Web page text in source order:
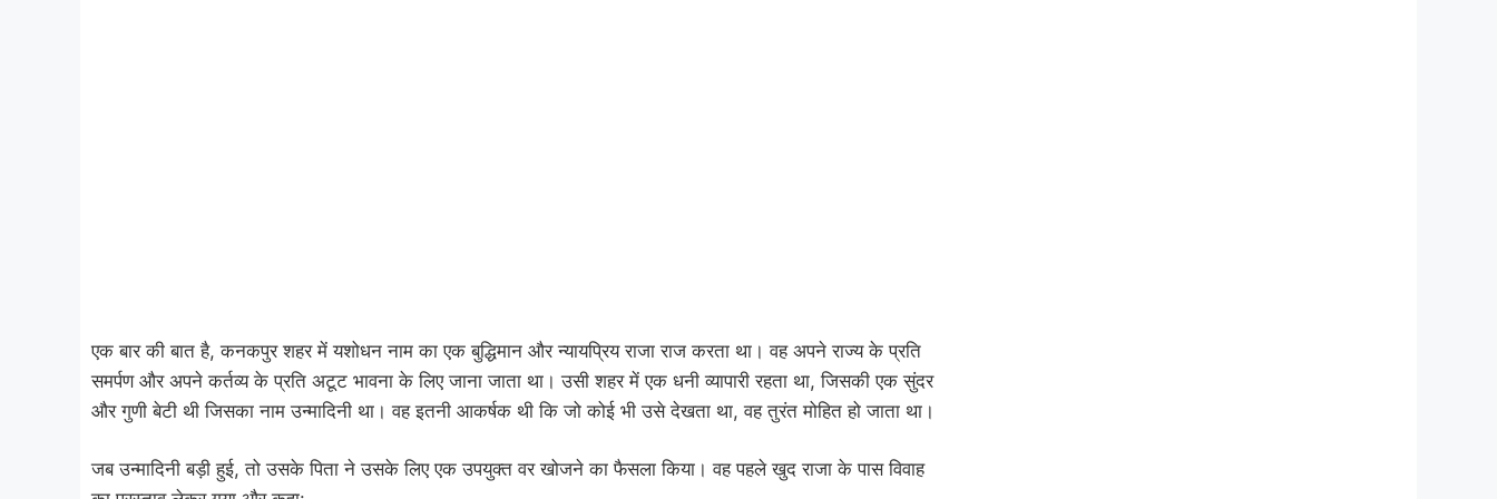
एक बार की बात है, कनकपुर शहर में यशोधन नाम का एक बुद्धिमान और न्यायप्रिय राजा राज करता था। वह अपने राज्य के प्रति
समर्पण और अपने कर्तव्य के प्रति अटूट भावना के लिए जाना जाता था। उसी शहर में एक धनी व्यापारी रहता था, जिसकी एक सुंदर
और गुणी बेटी थी जिसका नाम उन्मादिनी था। वह इतनी आकर्षक थी कि जो कोई भी उसे देखता था, वह तुरंत मोहित हो जाता था।
जब उन्मादिनी बड़ी हुई, तो उसके पिता ने उसके लिए एक उपयुक्त वर खोजने का फैसला किया। वह पहले खुद राजा के पास विवाह